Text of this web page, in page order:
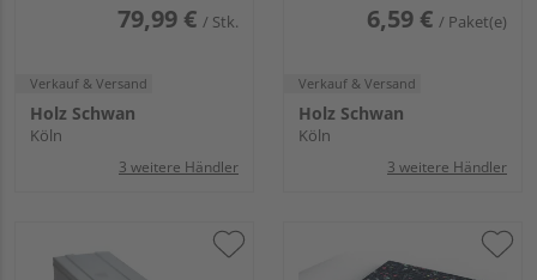
79,99 € / Stk.
Verkauf & Versand
Holz Schwan
Köln
3 weitere Händler
6,59 € / Paket(e)
Verkauf & Versand
Holz Schwan
Köln
3 weitere Händler